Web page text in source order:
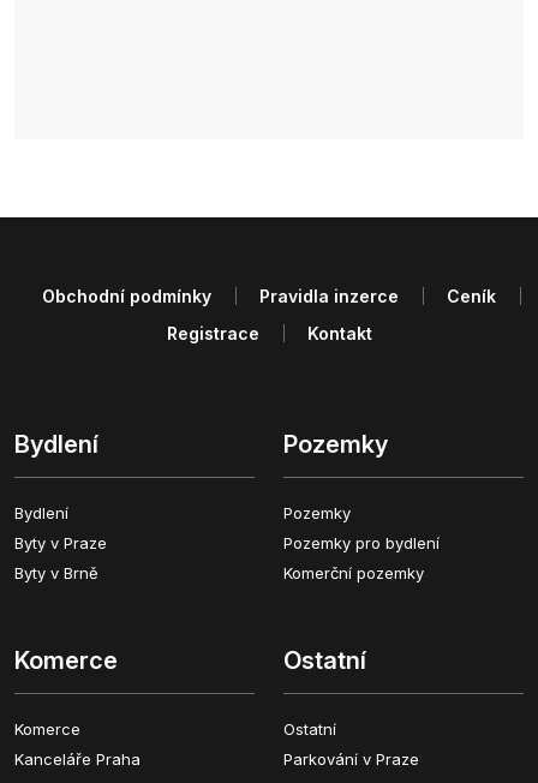
Bydlení
Bydlení
Byty v Praze
Byty v Brně
Pozemky
Pozemky
Pozemky pro bydlení
Komerční pozemky
Komerce
Komerce
Kanceláře Praha
Ostatní
Ostatní
Parkování v Praze
Obchodní podmínky Pravidla inzerce
Ceník
Registrace
Kontakt